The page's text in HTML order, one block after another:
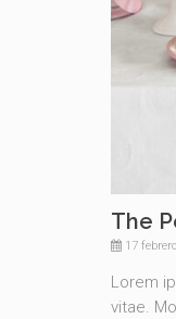
The
17
Lorem
vitae.